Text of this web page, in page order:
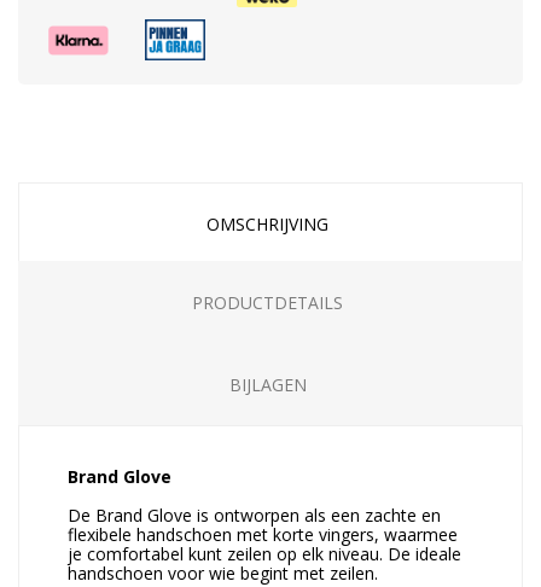
OMSCHRIJVING
PRODUCTDETAILS
BIJLAGEN
Brand Glove
De Brand Glove is ontworpen als een zachte en
flexibele handschoen met korte vingers, waarmee
je comfortabel kunt zeilen op elk niveau. De ideale
handschoen voor wie begint met zeilen.